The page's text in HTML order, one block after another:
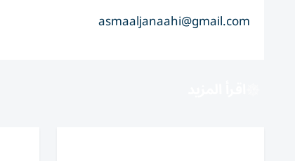
asmaaljanaahi@gmail.com